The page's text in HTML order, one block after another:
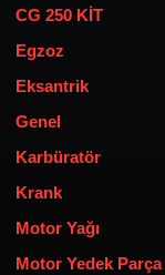
CG 250 KİT
Egzoz
Eksantrik
Genel
Karbüratör
Krank
Motor Yağı
Motor Yedek Parça